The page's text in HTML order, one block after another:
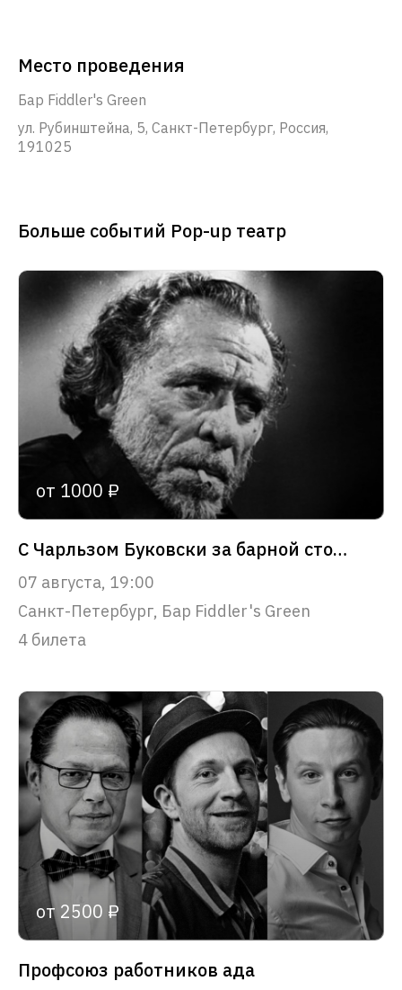
Место проведения
Бар Fiddler's Green
ул. Рубинштейна, 5, Санкт-Петербург, Россия,
191025
Больше событий Pop-up театр
от 1000 ₽
С Чарльзом Буковски за барной стойкой
07 августа, 19:00
Санкт-Петербург, Бар Fiddler's Green
4 билета
от 2500 ₽
Профсоюз работников ада